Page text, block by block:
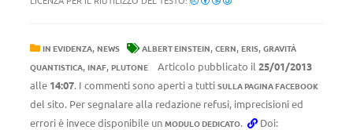
IN EVIDENZA, NEWS ALBERT EINSTEIN, CERN, ERIS, GRAVITÀ
QUANTISTICA, INAF, PLUTONE Articolo pubblicato il 25/01/2013
alle 14:07. I commenti sono aperti a tutti SULLA PAGINA FACEBOOK
del sito. Per segnalare alla redazione refusi, imprecisioni ed
errori è invece disponibile un MODULO DEDICATO. Doi: